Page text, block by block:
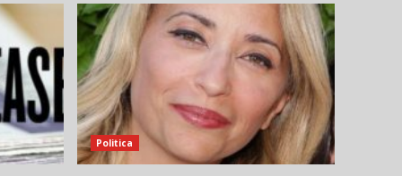
Politica